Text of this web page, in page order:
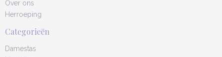
Over ons
Herroeping
Categorieën
Damestas